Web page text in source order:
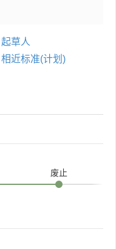
起草人
相近标准(计划)
废止